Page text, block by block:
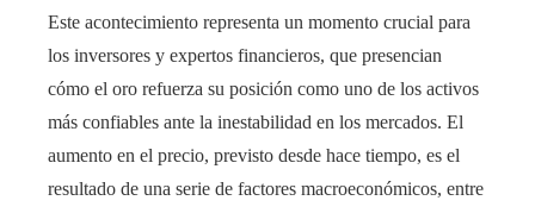
Este acontecimiento representa un momento crucial para
los inversores y expertos financieros, que presencian
cómo el oro refuerza su posición como uno de los activos
más confiables ante la inestabilidad en los mercados. El
aumento en el precio, previsto desde hace tiempo, es el
resultado de una serie de factores macroeconómicos, entre